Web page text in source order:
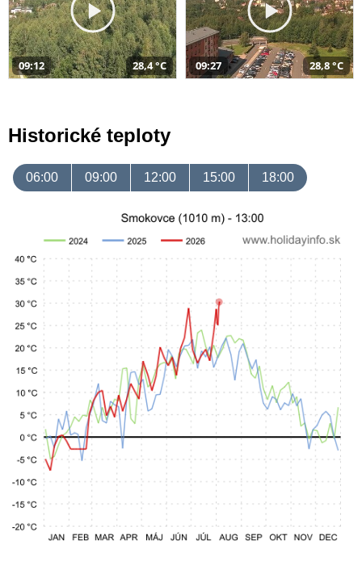
09:12 28,4 °C 09:27 28,8 °C
Historické teploty
06:00 09:00 12:00 15:00 18:00